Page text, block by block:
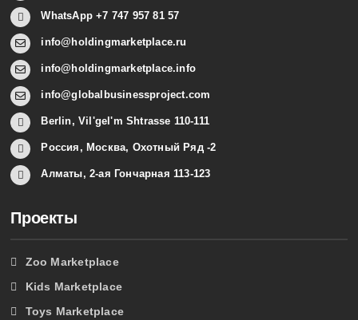
WhatsApp +7 747 957 81 57
info@holdingmarketplace.ru
info@holdingmarketplace.info
info@globalbusinessproject.com
Berlin, Vil'gel'm Shtrasse 110-111
Россия, Москва, Охотный Ряд -2
Алматы, 2-ая Гончарная 113-123
Проекты
Zoo Marketplace
Kids Marketplace
Toys Marketplace